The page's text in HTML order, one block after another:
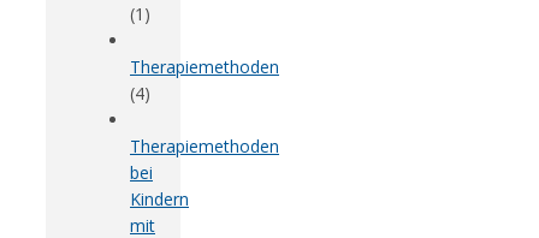
(1)
Therapiemethoden
(4)
Therapiemethoden
bei
Kindern
mit